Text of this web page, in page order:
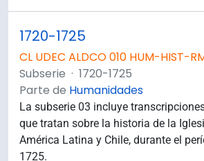
1720-1725
CL UDEC ALDCO 010 HUM-HIST-
Subserie · 1720-1725
Parte de Humanidades
La subserie 03 incluye
que tratan sobre la historia de la
América Latina y Chile, durante el
1725.